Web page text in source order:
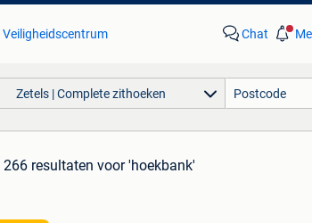
Veiligheidscentrum Chat
Zetels | Complete zithoeken
266 resultaten voor 'hoekbank'